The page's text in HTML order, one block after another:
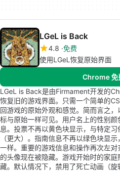
LGeL is Back
4.8 免费
使用LGeL恢复原始界面
Chrome 免
LGeL is Back是由Firmament开发的
恢复旧的游戏界面。只需一个简单的
回游戏的原始外观和感觉。简而言之
标与原始一样可见。用户名上的性别
息。投票不再以黄色块显示，与特定
（更大）。指南信息不再以绿色块显
一样。重要的游戏信息和操作再次左
的头像现在被隐藏。游戏开始时的家
藏。默认情况下，禁用了死亡动画（